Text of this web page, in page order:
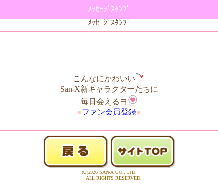
ﾒｯｾｰｼﾞｽﾀﾝﾌﾟ
ﾒｯｾｰｼﾞｽﾀﾝﾌﾟ
こんなにかわいい
San-X新キャラクターたちに
毎日会えるヨ
●ファン会員登録●
(C)2026 SAN-X CO., LTD.
ALL RIGHTS RESERVED.